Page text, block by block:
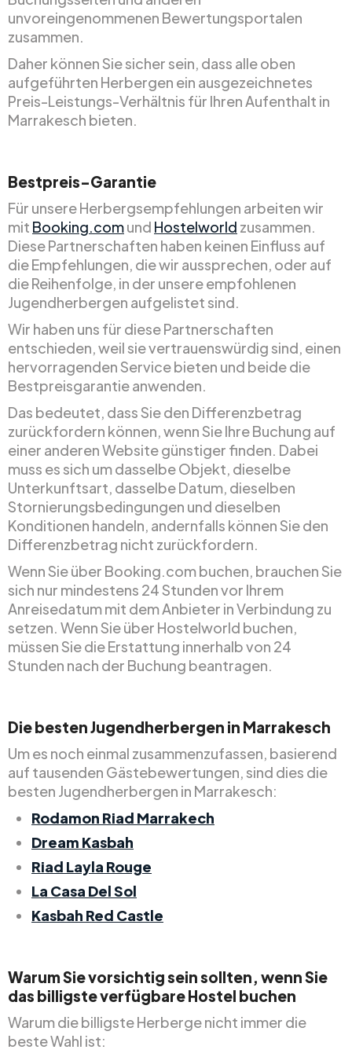
unvoreingenommenen Bewertungsportalen
zusammen.
Daher können Sie sicher sein, dass alle oben
aufgeführten Herbergen ein ausgezeichnetes
Preis-Leistungs-Verhältnis für Ihren Aufenthalt in
Marrakesch bieten.
Bestpreis-Garantie
Für unsere Herbergsempfehlungen arbeiten wir
mit Booking.comund Hostelworld zusammen.
Diese Partnerschaften haben keinen Einfluss auf
die Empfehlungen, die wir aussprechen, oder auf
die Reihenfolge, in der unsere empfohlenen
Jugendherbergen aufgelistet sind.
Wir haben uns für diese Partnerschaften
entschieden, weil sie vertrauenswürdig sind, einen
hervorragenden Service bieten und beide die
Bestpreisgarantie anwenden.
Das bedeutet, dass Sie den Differenzbetrag
zurückfordern können, wenn Sie Ihre Buchung auf
einer anderen Website günstiger finden. Dabei
muss es sich um dasselbe Objekt, dieselbe
Unterkunftsart, dasselbe Datum, dieselben
Stornierungsbedingungen und dieselben
Konditionen handeln, andernfalls können Sie den
Differenzbetrag nicht zurückfordern.
Wenn Sie über Booking.com buchen, brauchen Sie
sich nur mindestens 24 Stunden vor Ihrem
Anreisedatum mit dem Anbieter in Verbindung zu
setzen. Wenn Sie über Hostelworld buchen,
müssen Sie die Erstattung innerhalb von 24
Stunden nach der Buchung beantragen.
Die besten Jugendherbergen in Marrakesch
Um es noch einmal zusammenzufassen, basierend
auf tausenden Gästebewertungen, sind dies die
besten Jugendherbergen in Marrakesch:
Rodamon Riad Marrakech
Dream Kasbah
Riad Layla Rouge
La Casa Del Sol
Kasbah Red Castle
Warum Sie vorsichtig sein sollten, wenn Sie
das billigste verfügbare Hostel buchen
Warum die billigste Herberge nicht immer die
beste Wahl ist: